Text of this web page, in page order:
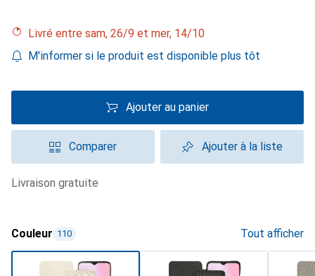
Livré entre sam, 26/9 et mer, 14/10
M'informer si le produit est disponible plus tôt
Ajouter au panier
Comparer Ajouter à la liste
livraison gratuite
Couleur 110 Tout afficher